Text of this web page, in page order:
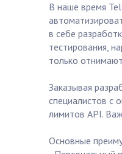
В наше время
в себе
тестирования,
только
Заказывая
специалистов с
лимитов API.
Основные